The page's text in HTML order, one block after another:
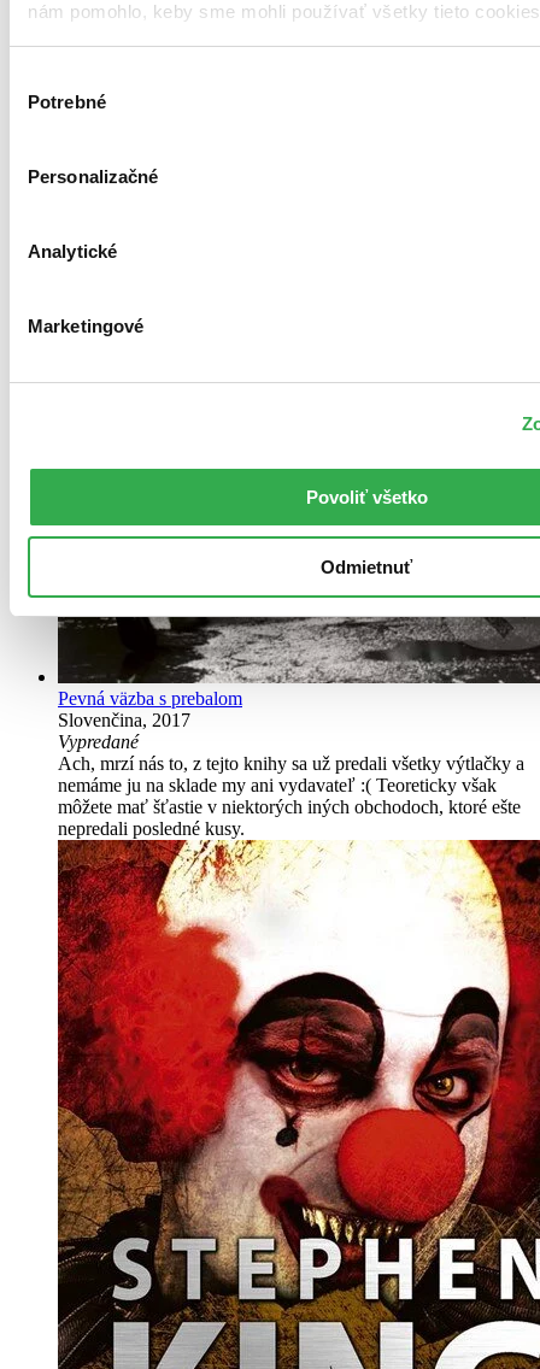
nám pomohlo, keby sme mohli používať všetky tieto
súhlasu
Potrebné
Personalizačné
Analytické
Marketingové
Povoliť všetko
Odmietnuť
Pevná väzba s prebalom
Slovenčina, 2017
Vypredané
Ach, mrzí nás to, z tejto knihy sa už predali všetky výtlačky a
nemáme ju na sklade my ani vydavateľ :( Teoreticky však
môžete mať šťastie v niektorých iných obchodoch, ktoré ešte
nepredali posledné kusy.